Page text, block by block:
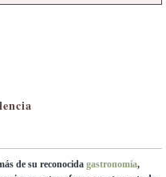
de su reconocida gastronomía,